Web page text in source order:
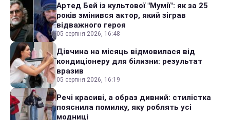
Артед Бей із культової "Мумії": як за 25
років змінився актор, який зіграв
відважного героя
05 серпня 2026, 16:48
Дівчина на місяць відмовилася від
кондиціонеру для білизни: результат
вразив
05 серпня 2026, 16:19
Речі красиві, а образ дивний: стилістка
пояснила помилку, яку роблять усі
модниці